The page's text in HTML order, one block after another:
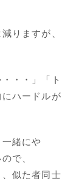
りますが、
・・」「ト
ハードルが
緒にや
で、
似た者同士